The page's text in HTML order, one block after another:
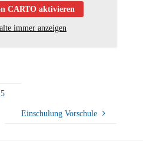
CARTO aktivieren
immer anzeigen
Einschulung Vorschule